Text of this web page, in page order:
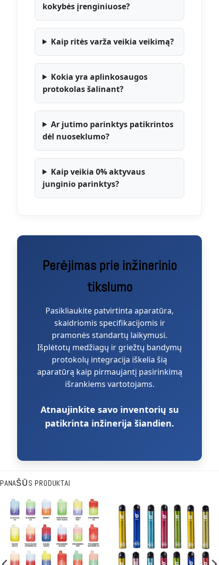
kokybės įrenginiuose?
Kaip ritės varža veikia veikimą?
Kokia yra aplinkosaugos
protokolas šalinant?
Ar jutimo parinktys patikrintos
dėl nuoseklumo?
Kaip veikia 0% aktyvaus
junginio parinktys?
Perėjimas prie inžinerinio
tikslumo
Pasikliaukite patvirtinta aparatūra,
skaidriomis specifikacijomis ir
pramonės standartų laikymusi.
Išplėtotų medžiagų ir griežtų bandymų
protokolų integracija iškelia šią
aparatūrą kaip pirmaujantį pasirinkimą
išrankiems vartotojams.
Atnaujinkite savo inventorių su
patikrinta inžinerija šiandien.
PANAŠŪS PRODUKTAI